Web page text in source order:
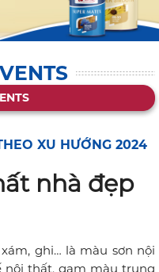
XU HƯỚNG 2024
nhà đẹp
ghi… là màu sơn nội
nội thất, gam màu trung